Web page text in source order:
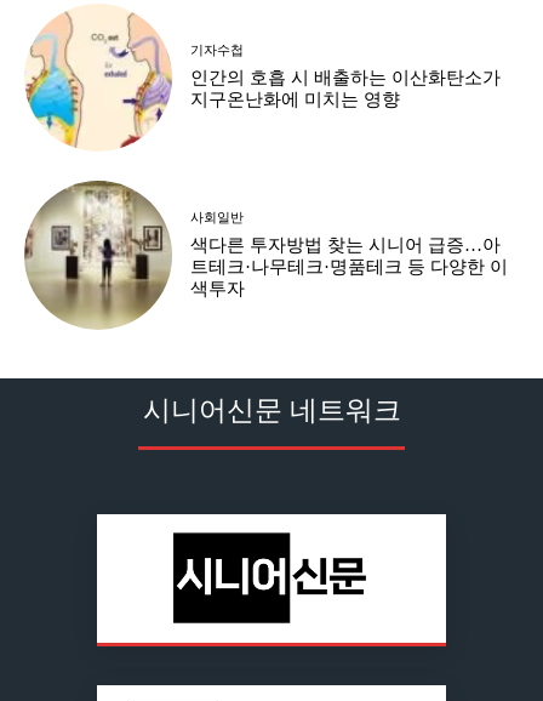
기자수첩
인간의 호흡 시 배출하는 이산화탄소가
지구온난화에 미치는 영향
사회일반
색다른 투자방법 찾는 시니어 급증…아
트테크·나무테크·명품테크 등 다양한 이
색투자
시니어신문 네트워크